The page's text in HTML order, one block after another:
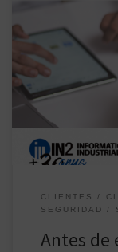
La situación
acelerado las
en este proceso es
rápidas y
digitalización sea
empresa. Las […]
CLIENTES
SEGURIDAD
Antes de